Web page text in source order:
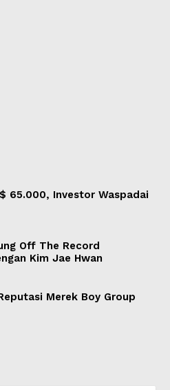
65.000, Investor Waspadai
Off The Record
Kim Jae Hwan
Merek Boy Group